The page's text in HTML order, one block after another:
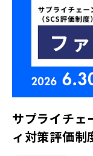
サプライチェ
ィ対策評価制